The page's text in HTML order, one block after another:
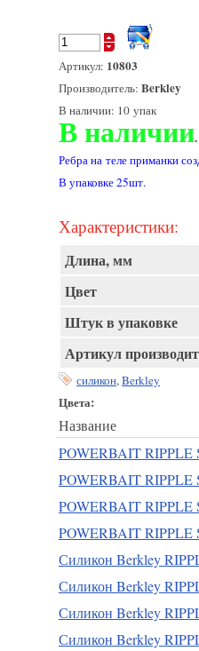
Артикул: 10803
Производитель: Berkley
В наличии: 10 упак
В наличии.
Ребра на теле приманки
В упаковке 25шт.
Характеристики:
Длина, мм
Цвет
Штук в упаковке
Артикул
силикон,Berkley
Цвета:
Название
POWERBAIT RIPPLE
POWERBAIT RIPPLE
POWERBAIT RIPPLE
POWERBAIT RIPPLE
Силикон Berkley
Силикон Berkley
Силикон Berkley
Силикон Berkley